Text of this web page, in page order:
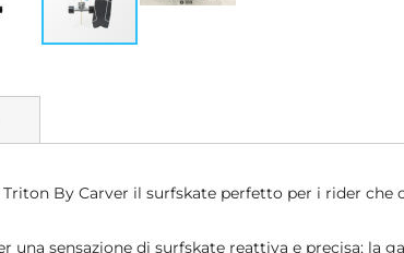
By Carver il surfskate perfetto per i rider
una sensazione di surfskate reattiva e precisa; la